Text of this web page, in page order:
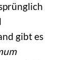
gibt es